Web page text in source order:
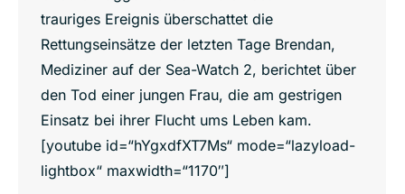
trauriges Ereignis überschattet die
Rettungseinsätze der letzten Tage Brendan,
Mediziner auf der ‪Sea-Watch 2‬, berichtet über
den Tod einer jungen Frau, die am gestrigen
Einsatz bei ihrer Flucht ums Leben kam.
[youtube id=“hYgxdfXT7Ms“ mode=“lazyload-
lightbox“ maxwidth=“1170″]